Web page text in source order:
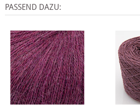
PASSEND DAZU: